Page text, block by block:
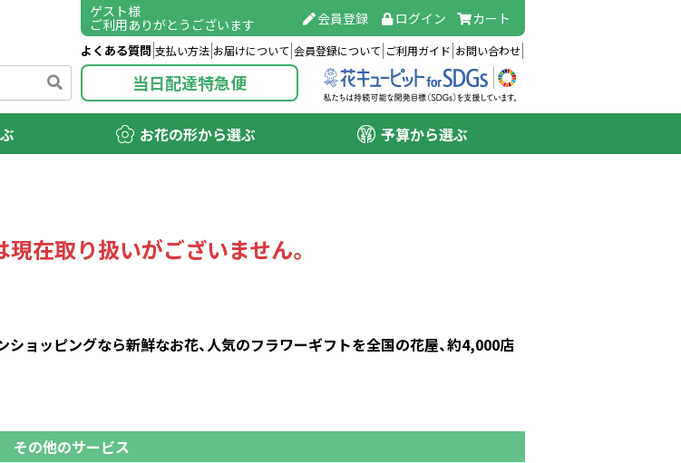
ゲスト様
ご利用ありがとうございます 会員登録 ログイン カート
よくある質問 支払い方法 お届けについて 会員登録について ご利用ガイド お問い合わせ
当日配達特急便
お花の形から選ぶ 予算から選ぶ
在取り扱いがございません。
ョッピングなら新鮮なお花、人気のフラワーギフトを全国の花屋、約4,000店
その他のサービス